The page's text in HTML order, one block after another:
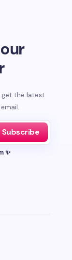
the latest
Subscribe
✨